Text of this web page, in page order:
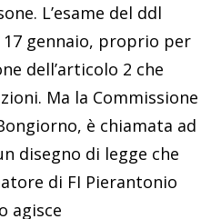
L’esame del ddl
gennaio, proprio per
dell’articolo 2 che
Ma la Commissione
è chiamata ad
disegno di legge che
di FI Pierantonio
agisce